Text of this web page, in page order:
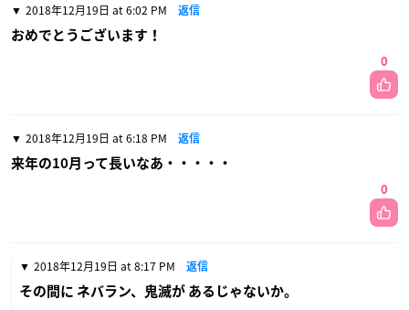
2018年12月19日 at 6:02 PM 返信
おめでとうございます！
0
2018年12月19日 at 6:18 PM 返信
来年の10月って長いなあ・・・・・
0
2018年12月19日 at 8:17 PM 返信
その間に ネバラン、鬼滅が あるじゃないか。